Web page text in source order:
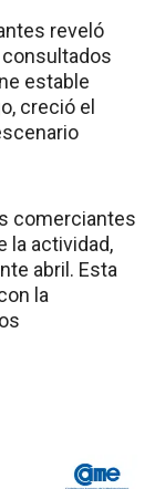
reveló
estable
creció el
comerciantes
la actividad,
abril. Esta
la